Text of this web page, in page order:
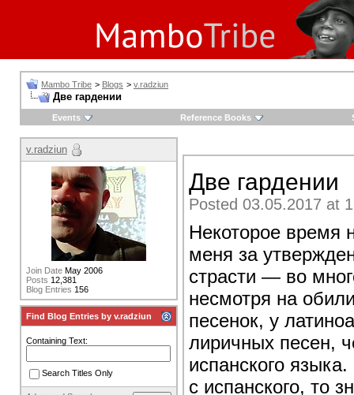
Mambo Tribe > Blogs > v.radziun
Две гардении
Events Reference Books
Две гардении
Posted 03.05.2017 at
Некоторое время
меня за
страсти — во
несмотря на
песенок, у
лиричных песен,
испанского
с испанского, то
v.radziun
Join Date May 2006
Posts 12,381
Blog Entries 156
Find Blog Entries by v.radziun
Containing Text:
Search Titles Only